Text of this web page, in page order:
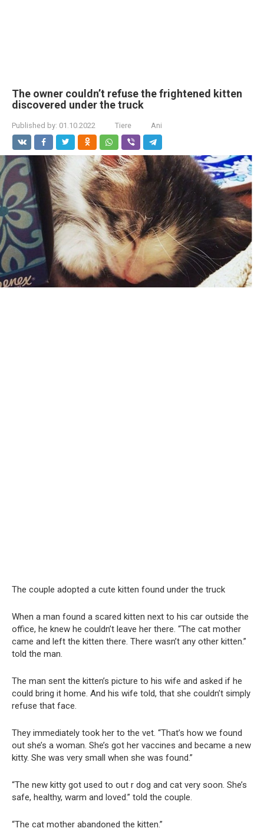
The owner couldn’t refuse the frightened kitten
discovered under the truck
Published by: 01.10.2022 Tiere Ani
The couple adopted a cute kitten found under the truck
When a man found a scared kitten next to his car outside the
office, he knew he couldn’t leave her there. “The cat mother
came and left the kitten there. There wasn’t any other kitten.”
told the man.
The man sent the kitten’s picture to his wife and asked if he
could bring it home. And his wife told, that she couldn’t simply
refuse that face.
They immediately took her to the vet. “That’s how we found
out she’s a woman. She’s got her vaccines and became a new
kitty. She was very small when she was found.”
“The new kitty got used to out r dog and cat very soon. She’s
safe, healthy, warm and loved.” told the couple.
“The cat mother abandoned the kitten.”